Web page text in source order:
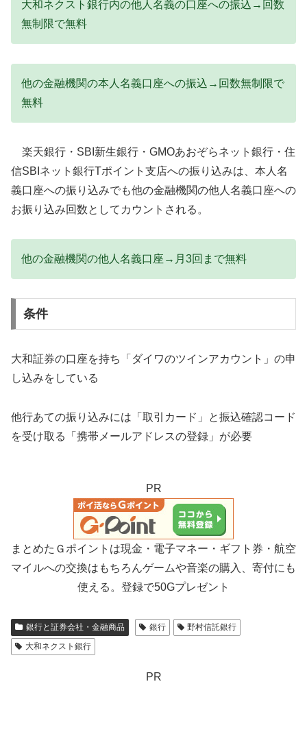
大和ネクスト銀行内の他人名義の口座への振込→回数
無制限で無料
他の金融機関の本人名義口座への振込→回数無制限で
無料
楽天銀行・SBI新生銀行・GMOあおぞらネット銀行・住
信SBIネット銀行Tポイント支店への振り込みは、本人名
義口座への振り込みでも他の金融機関の他人名義口座への
お振り込み回数としてカウントされる。
他の金融機関の他人名義口座→月3回まで無料
条件
大和証券の口座を持ち「ダイワのツインアカウント」の申
し込みをしている
他行あての振り込みには「取引カード」と振込確認コード
を受け取る「携帯メールアドレスの登録」が必要
PR
まとめたＧポイントは現金・電子マネー・ギフト券・航空
マイルへの交換はもちろんゲームや音楽の購入、寄付にも
使える。登録で50Gプレゼント
銀行と証券会社・金融商品 銀行
野村信託銀行
大和ネクスト銀行
PR